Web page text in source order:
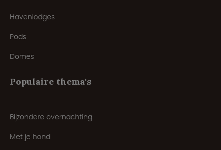
Havenlodges
Pods
Domes
Populaire thema's
Bijzondere overnachting
Met je hond